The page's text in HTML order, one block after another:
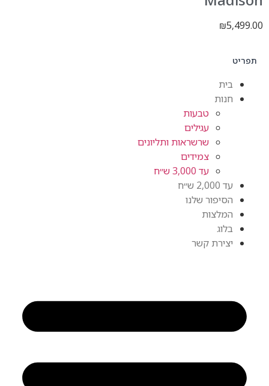
₪5,499.00
תפריט
בית
חנות
טבעות
עגילים
שרשראות ותליונים
צמידים
עד 3,000 ש״ח
עד 2,000 ש״ח
הסיפור שלנו
המלצות
בלוג
יצירת קשר